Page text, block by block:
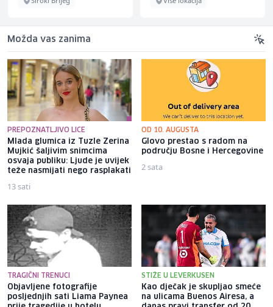
Možda vas zanima
PREPOZNATLJIVO LICE
Mlada glumica iz Tuzle Zerina
Mujkić šaljivim snimcima
osvaja publiku: Ljude je uvijek
teže nasmijati nego rasplakati
13 sati
OD 10. AUGUSTA
Glovo prestao s radom na
području Bosne i Hercegovine
2 sata
TRAGIČNI TRENUCI
Objavljene fotografije
posljednjih sati Liama ​​Paynea
STIŽE U LEVERKUSEN
Kao dječak je skupljao smeće
na ulicama Buenos Airesa, a